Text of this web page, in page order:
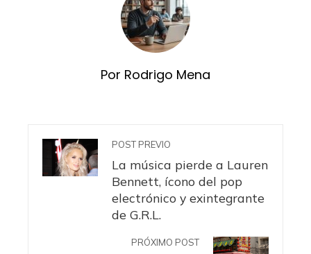
Por Rodrigo Mena
POST PREVIO
La música pierde a Lauren
Bennett, ícono del pop
electrónico y exintegrante
de G.R.L.
PRÓXIMO POST